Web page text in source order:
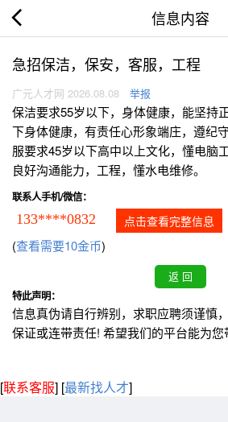
信息内容
急招保洁，保安，客服，工程
广元人才网 2026.08.08 举报
保洁要求55岁以下，身体健康，能坚持
下身体健康，有责任心形象端庄，遵纪
服要求45岁以下高中以上文化，懂电脑
良好沟通能力，工程，懂水电维修。
联系人手机/微信：
133****0832 点击查看完整信息
(查看需要10金币)
特此声明：
信息真伪请自行辨别，求职应聘须谨慎
保证或连带责任! 希望我们的平台能为您
[联系客服] [最新找人才]